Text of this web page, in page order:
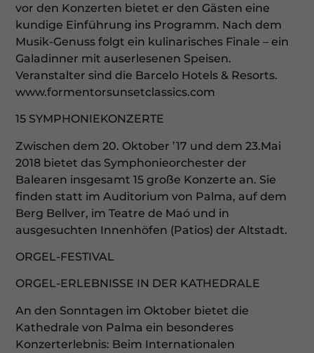
vor den Konzerten bietet er den Gästen eine
kundige Einführung ins Programm. Nach dem
Musik-Genuss folgt ein kulinarisches Finale – ein
Galadinner mit auserlesenen Speisen.
Veranstalter sind die Barcelo Hotels & Resorts.
www.formentorsunsetclassics.com
15 SYMPHONIEKONZERTE
Zwischen dem 20. Oktober ’17 und dem 23.Mai
2018 bietet das Symphonieorchester der
Balearen insgesamt 15 große Konzerte an. Sie
finden statt im Auditorium von Palma, auf dem
Berg Bellver, im Teatre de Maó und in
ausgesuchten Innenhöfen (Patios) der Altstadt.
ORGEL-FESTIVAL
ORGEL-ERLEBNISSE IN DER KATHEDRALE
An den Sonntagen im Oktober bietet die
Kathedrale von Palma ein besonderes
Konzerterlebnis: Beim Internationalen